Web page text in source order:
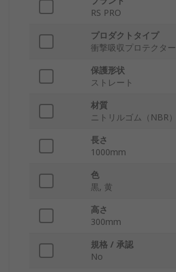
RS PRO
プロダクトタイプ
衝撃吸収プロテクター
保護形状
ストレート
材質
ニトリルゴム（NBR）
長さ
1000mm
色
黒, 黄
高さ
300mm
規格 / 承認
No